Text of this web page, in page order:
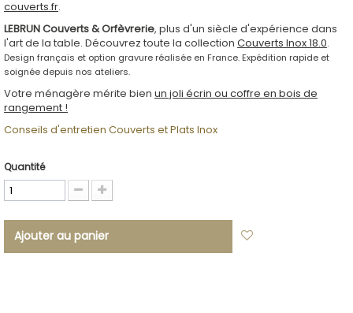
couverts.fr.
LEBRUN Couverts & Orfèvrerie, plus d'un siècle d'expérience dans
l'art de la table. Découvrez toute la collection Couverts Inox 18.0.
Design français et option gravure réalisée en France. Expédition rapide et
soignée depuis nos ateliers.
Votre ménagère mérite bien un joli écrin ou coffre en bois de
rangement !
Conseils d'entretien Couverts et Plats Inox
Quantité
Ajouter au panier